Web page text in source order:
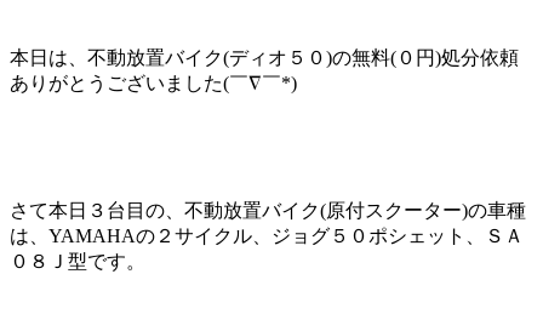
本日は、不動放置バイク(ディオ５０)の無料(０円)処分依頼
ありがとうございました(￣∇￣*)ゞ
さて本日３台目の、不動放置バイク(原付スクーター)の車種
は、YAMAHAの２サイクル、ジョグ５０ポシェット、ＳＡ
０８Ｊ型です。